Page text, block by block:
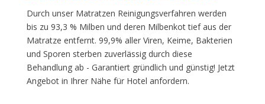
Durch unser Matratzen Reinigungsverfahren werden
bis zu 93,3 % Milben und deren Milbenkot tief aus der
Matratze entfernt. 99,9% aller Viren, Keime, Bakterien
und Sporen sterben zuverlässig durch diese
Behandlung ab - Garantiert gründlich und günstig! Jetzt
Angebot in Ihrer Nähe für Hotel anfordern.